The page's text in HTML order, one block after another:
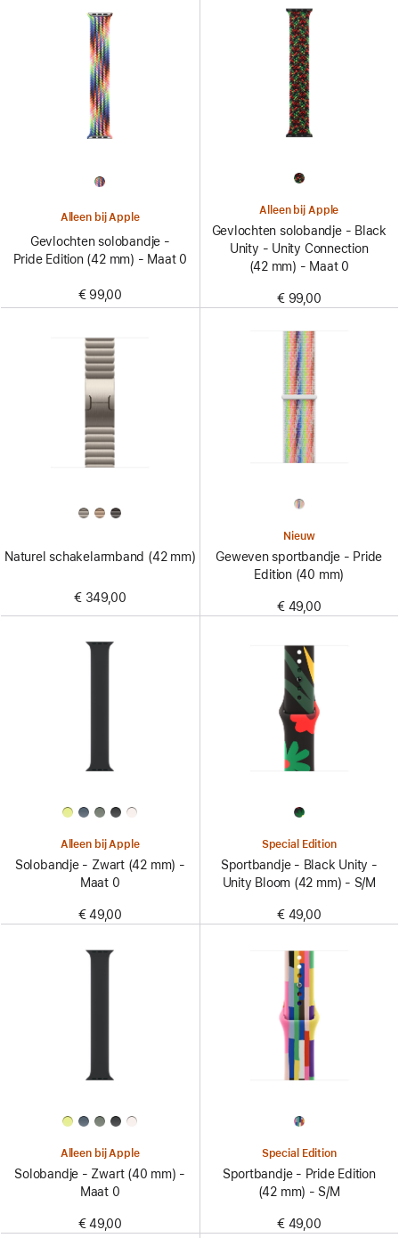
Alleen bij Apple
Gevlochten solobandje -
Pride Edition (42 mm) - Maat 0
€ 99,00
Alleen bij Apple
Gevlochten solobandje - Black
Unity - Unity Connection
(42 mm) - Maat 0
€ 99,00
Naturel schakelarmband (42 mm)
€ 349,00
Nieuw
Geweven sportbandje - Pride
Edition (40 mm)
€ 49,00
Alleen bij Apple
Solobandje - Zwart (42 mm) -
Maat 0
€ 49,00
Special Edition
Sportbandje - Black Unity -
Unity Bloom (42 mm) - S/M
€ 49,00
Alleen bij Apple
Solobandje - Zwart (40 mm) -
Maat 0
€ 49,00
Special Edition
Sportbandje - Pride Edition
(42 mm) - S/M
€ 49,00